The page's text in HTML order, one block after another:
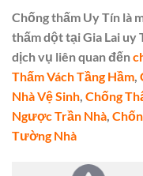
Chống thấm Uy Tín là
thấm dột tại Gia Lai uy
dịch vụ liên quan đến
Thấm Vách Tầng Hầm,
Nhà Vệ Sinh, Chống
Ngược Trần Nhà,
Tường Nhà